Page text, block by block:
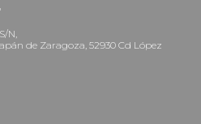
N,
de Zaragoza, 52930 Cd López